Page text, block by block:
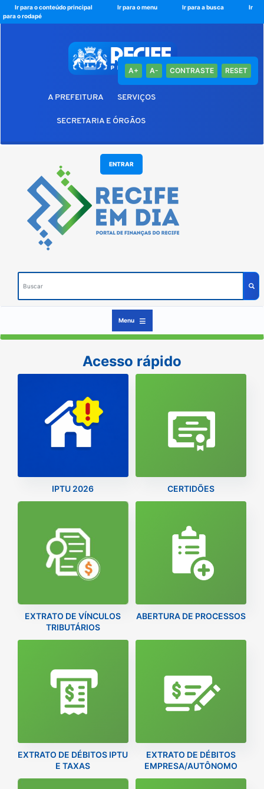
Ir para o conteúdo principal Ir para o menu Ir para a busca
Ir
para o rodapé
A+ A- CONTRASTE RESET
A PREFEITURA SERVIÇOS
SECRETARIA E ÓRGÃOS
conteúdo
principal
Buscar
ENTRAR
Menu
Acesso rápido
IPTU 2026 CERTIDÕES
EXTRATO DE VÍNCULOS
TRIBUTÁRIOS
ABERTURA DE PROCESSOS
EXTRATO DE DÉBITOS IPTU
E TAXAS
EXTRATO DE DÉBITOS
EMPRESA/AUTÔNOMO